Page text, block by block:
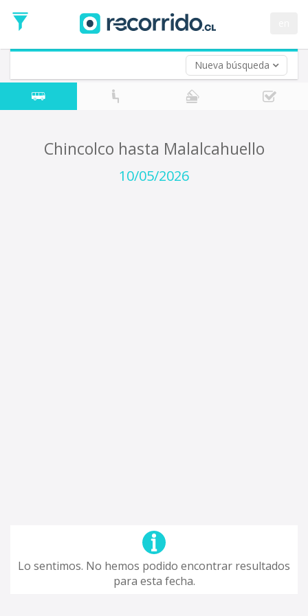
Nueva búsqueda
de
Ida
Vuelta (opcional)
Fecha
de
Chincolco hasta Malalcahuello
10/05/2026
Lo sentimos. No hemos podido encontrar resultados
para esta fecha.